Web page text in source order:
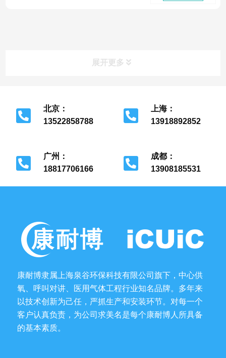
展开更多
北京：
13522858788
上海：
13918892852
广州：
18817706166
成都：
13908185531
康耐博隶属上海泉谷环保科技有限公司旗下，中心供
氧、呼叫对讲、医用气体工程行业知名品牌。多年来
以技术创新为己任，严抓生产和安装环节。对每一个
客户认真负责，为公司求美名是每个康耐博人所具备
的基本素质。